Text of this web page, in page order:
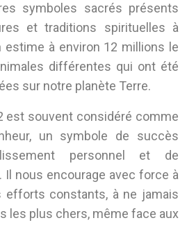
symboles sacrés présents
et traditions spirituelles à
estime à environ 12 millions le
différentes qui ont été
sur notre planète Terre.
est souvent considéré comme
un symbole de succès
personnel et de
Il nous encourage avec force à
efforts constants, à ne jamais
les plus chers, même face aux